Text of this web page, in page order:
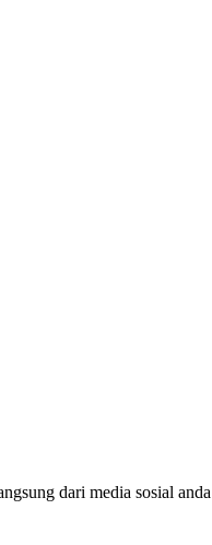
dari media sosial anda